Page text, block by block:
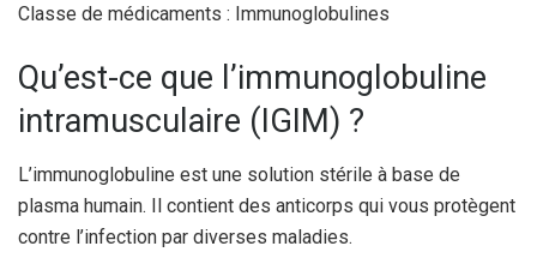
Classe de médicaments : Immunoglobulines
Qu’est-ce que l’immunoglobuline
intramusculaire (IGIM) ?
L’immunoglobuline est une solution stérile à base de
plasma humain. Il contient des anticorps qui vous protègent
contre l’infection par diverses maladies.